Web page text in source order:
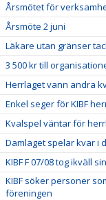
Årsmötet för
Årsmöte 2 juni
Läkare utan gränser
3 500 kr till
Herrlaget vann andra
Enkel seger för KIBF
Kvalspel väntar för
Damlaget spelar kvar i
KIBF F 07/08 tog ikväll
KIBF söker personer
föreningen